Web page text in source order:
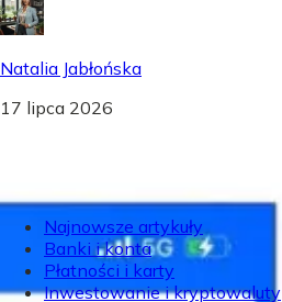
Najnowsze artykuły
Banki i konta
Płatności i karty
Inwestowanie i kryptowaluty
Natalia Jabłońska
17 lipca 2026